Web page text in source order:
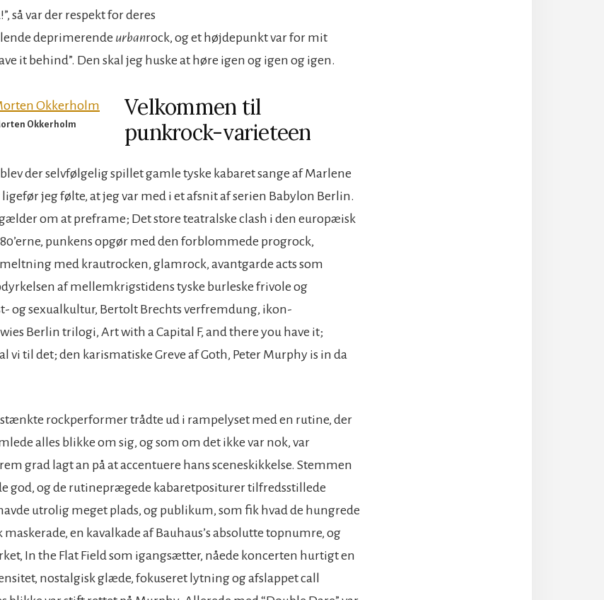
så var der respekt for deres
deprimerende urbanrock, og et højdepunkt var for mit
it behind”. Den skal jeg huske at høre igen og igen og igen.
Okkerholm
Velkommen til
punkrock-varieteen
der selvfølgelig spillet gamle tyske kabaret sange af Marlene
jeg følte, at jeg var med i et afsnit af serien Babylon Berlin.
om at preframe; Det store teatralske clash i den europæisk
punkens opgør med den forblommede progrock,
med krautrocken, glamrock, avantgarde acts som
af mellemkrigstidens tyske burleske frivole og
og sexualkultur, Bertolt Brechts verfremdung, ikon-
Berlin trilogi, Art with a Capital F, and there you have it;
vi til det; den karismatiske Greve af Goth, Peter Murphy is in da
rockperformer trådte ud i rampelyset med en rutine, der
alles blikke om sig, og som om det ikke var nok, var
grad lagt an på at accentuere hans sceneskikkelse. Stemmen
god, og de rutineprægede kabaretpositurer tilfredsstillede
utrolig meget plads, og publikum, som fik hvad de hungrede
en kavalkade af Bauhaus’s absolutte topnumre, og
In the Flat Field som igangsætter, nåede koncerten hurtigt en
nostalgisk glæde, fokuseret lytning og afslappet call